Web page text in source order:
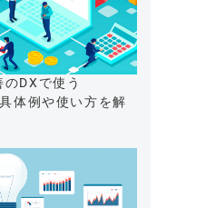
DXで使う
体例や使い方を解